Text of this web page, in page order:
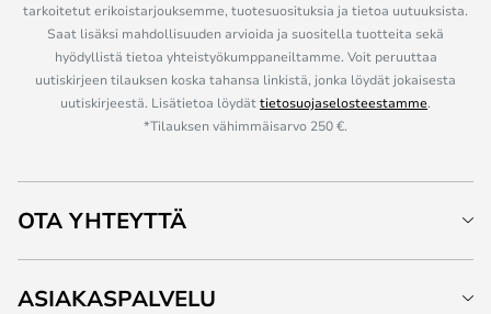
tarkoitetut erikoistarjouksemme, tuotesuosituksia ja tietoa uutuuksista.
Saat lisäksi mahdollisuuden arvioida ja suositella tuotteita sekä
hyödyllistä tietoa yhteistyökumppaneiltamme. Voit peruuttaa
uutiskirjeen tilauksen koska tahansa linkistä, jonka löydät jokaisesta
uutiskirjeestä. Lisätietoa löydättietosuojaselosteestamme.
*Tilauksen vähimmäisarvo 250 €.
OTA YHTEYTTÄ
ASIAKASPALVELU